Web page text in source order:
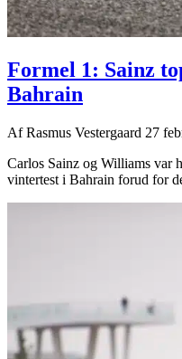
Formel 1: Sainz
Bahrain
AfRasmus Vestergaard 27
Carlos Sainz og Williams var
vintertest i Bahrain forud for